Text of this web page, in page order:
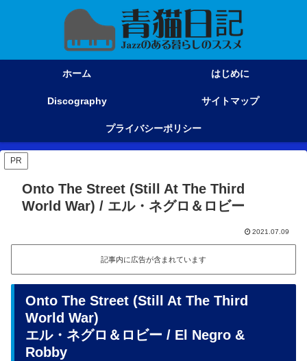
ホーム はじめに
Discography サイトマップ
プライバシーポリシー
PR
Onto The Street (Still At The Third
World War) / エル・ネグロ＆ロビー
2021.07.09
記事内に広告が含まれています
Onto The Street (Still At The Third
World War)
エル・ネグロ＆ロビー / El Negro &
Robby